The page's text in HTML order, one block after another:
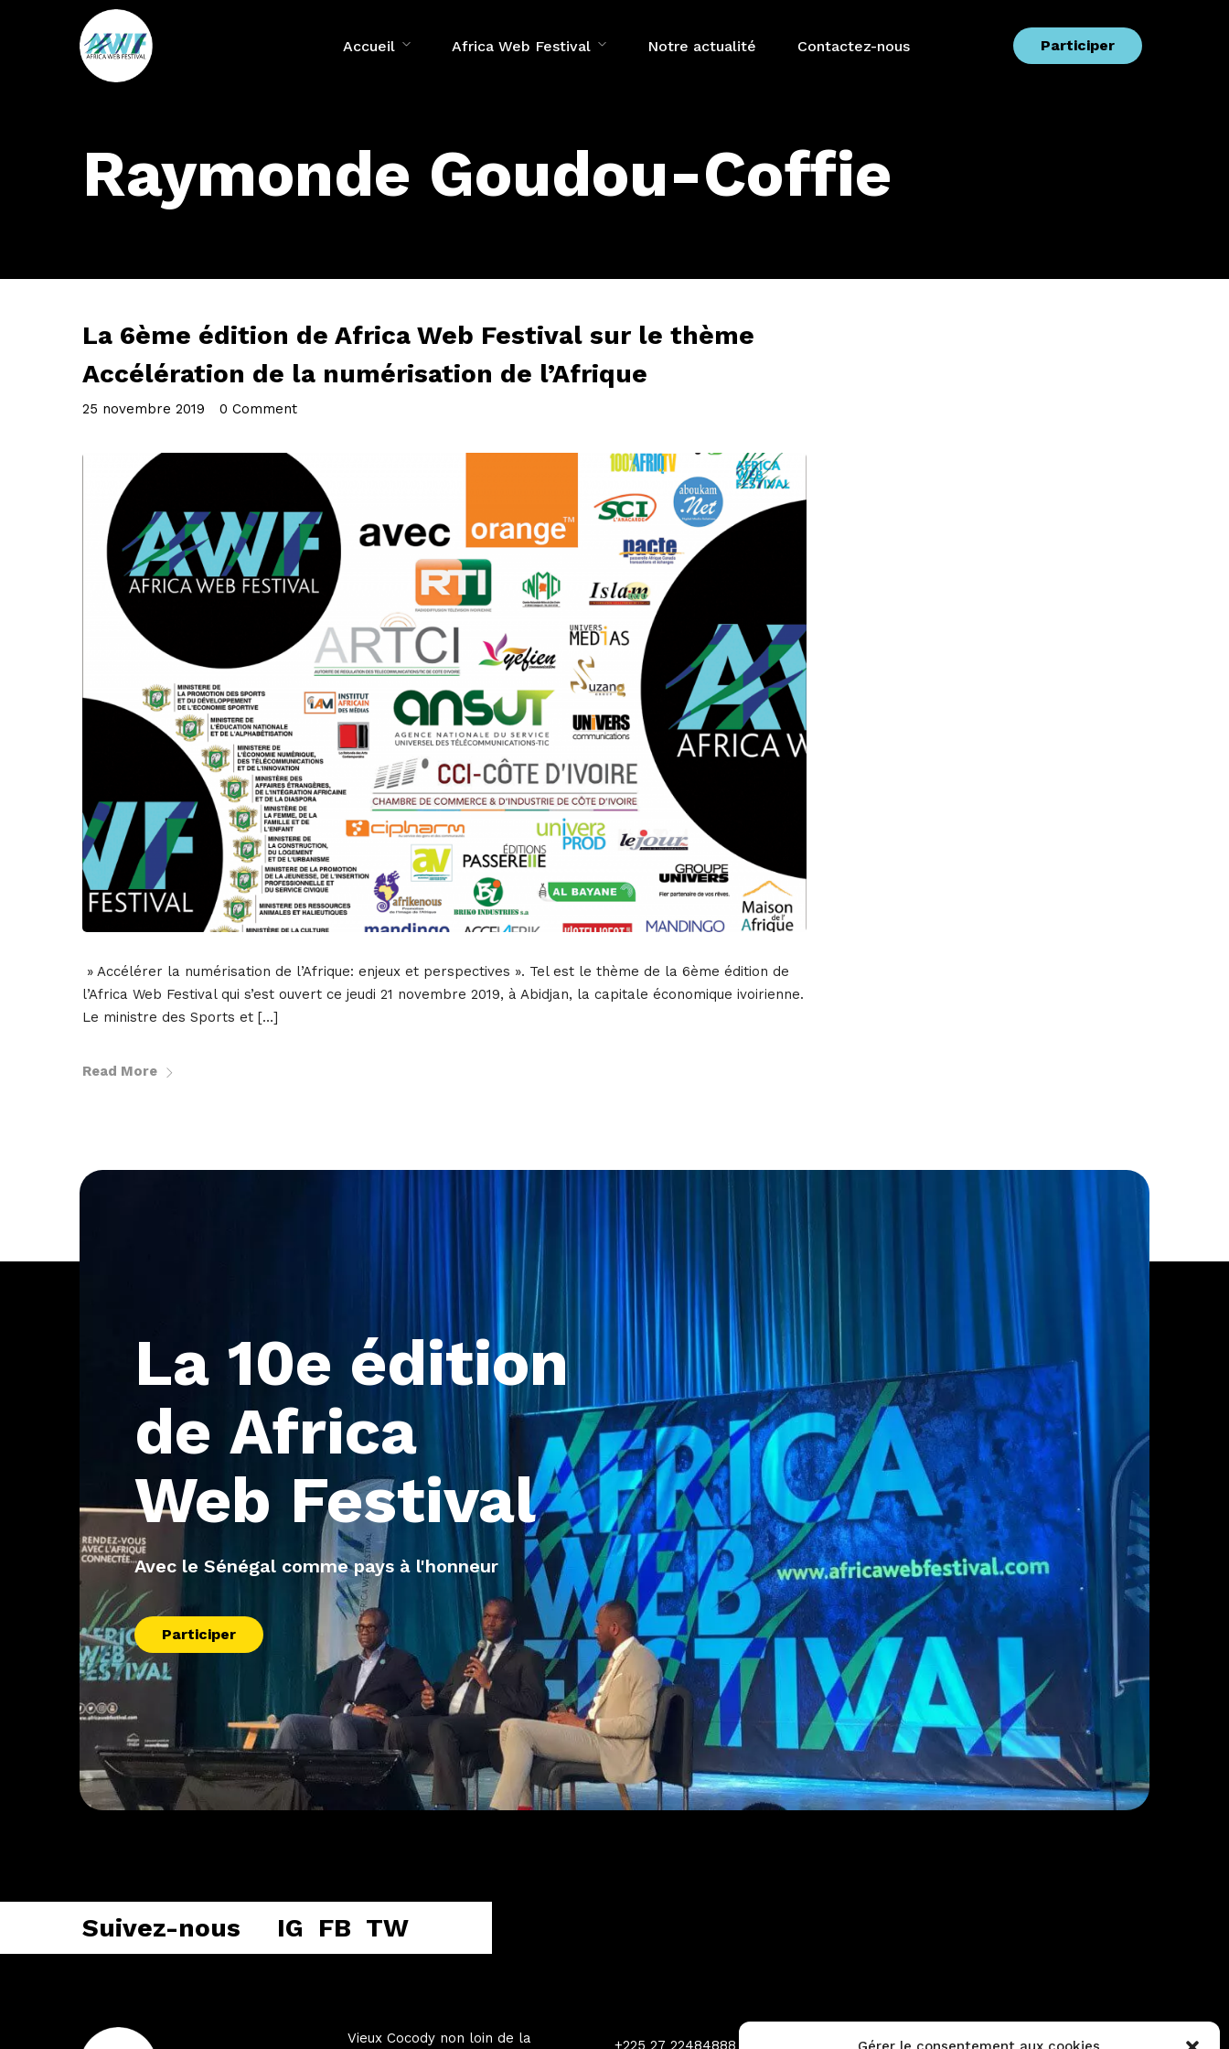
Accueil Africa Web Festival Notre actualité Contactez-nous Participer
Raymonde Goudou-Coffie
La 6ème édition de Africa Web Festival sur le thème
Accélération de la numérisation de l’Afrique
25 novembre 2019 0 Comment
» Accélérer la numérisation de l’Afrique: enjeux et perspectives ». Tel est le thème de la 6ème édition de
l’Africa Web Festival qui s’est ouvert ce jeudi 21 novembre 2019, à Abidjan, la capitale économique ivoirienne.
Le ministre des Sports et […]
Read More
La 10e édition
de Africa
Web Festival
Avec le Sénégal comme pays à l'honneur
Participer
Suivez-nous IG FB TW
Vieux Cocody non loin de la +225 27 22484888 Contactez-nous